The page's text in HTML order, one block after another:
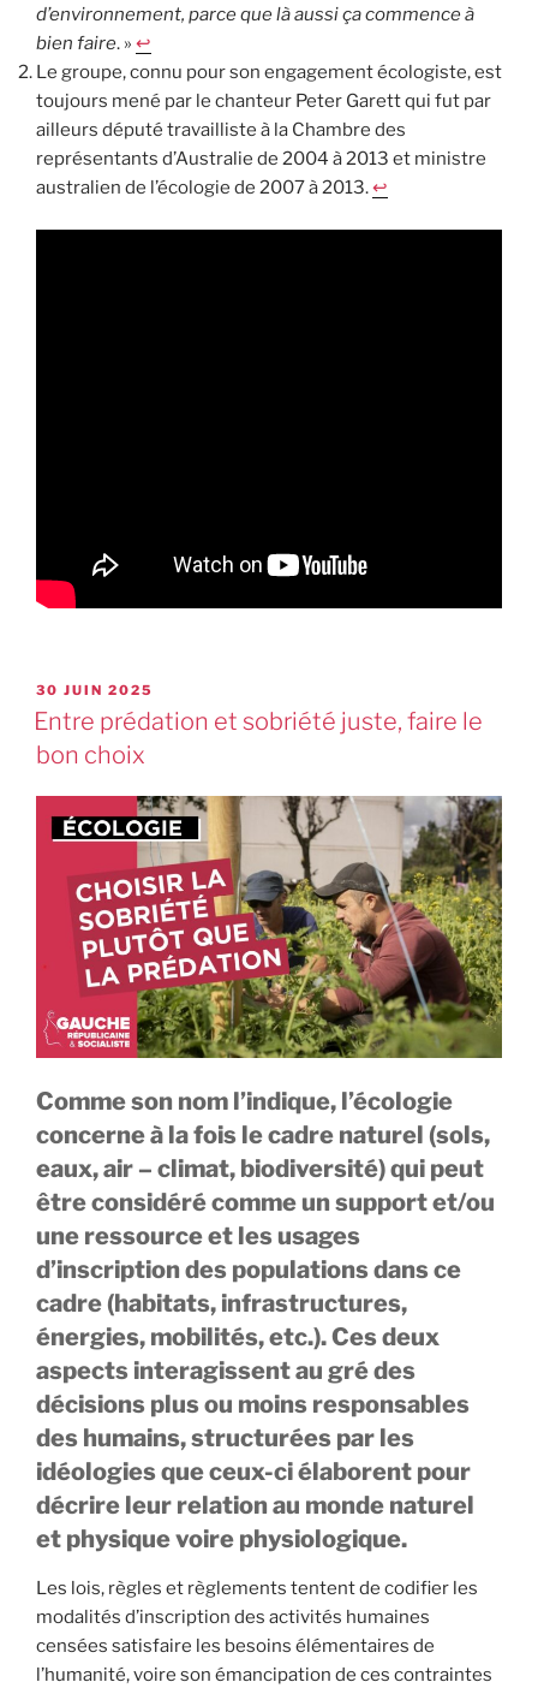
d’environnement, parce que là aussi ça commence à
bien faire. » ↩︎
Le groupe, connu pour son engagement écologiste, est
toujours mené par le chanteur Peter Garett qui fut par
ailleurs député travailliste à la Chambre des
représentants d’Australie de 2004 à 2013 et ministre
australien de l’écologie de 2007 à 2013.↩︎
30 JUIN 2025
Entre prédation et sobriété juste, faire le
bon choix
Comme son nom l’indique, l’écologie
concerne à la fois le cadre naturel (sols,
eaux, air – climat, biodiversité) qui peut
être considéré comme un support et/ou
une ressource et les usages
d’inscription des populations dans ce
cadre (habitats, infrastructures,
énergies, mobilités, etc.). Ces deux
aspects interagissent au gré des
décisions plus ou moins responsables
des humains, structurées par les
idéologies que ceux-ci élaborent pour
décrire leur relation au monde naturel
et physique voire physiologique.
Les lois, règles et règlements tentent de codifier les
modalités d’inscription des activités humaines
censées satisfaire les besoins élémentaires de
l’humanité, voire son émancipation de ces contraintes